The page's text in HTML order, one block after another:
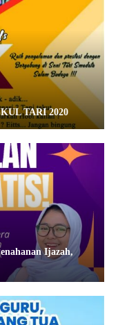
TARI 2020
Ijazah,